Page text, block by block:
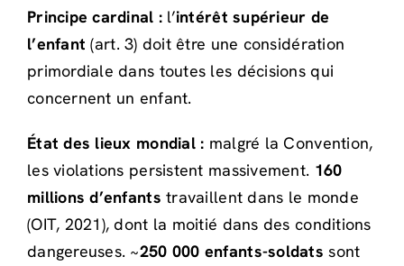
Principe cardinal : l’intérêt supérieur de
l’enfant (art. 3) doit être une considération
primordiale dans toutes les décisions qui
concernent un enfant.
État des lieux mondial : malgré la Convention,
les violations persistent massivement. 160
millions d’enfants travaillent dans le monde
(OIT, 2021), dont la moitié dans des conditions
dangereuses. ~250 000 enfants-soldats sont